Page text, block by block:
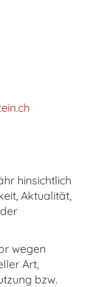
hinsichtlich
Aktualität,
wegen
Art,
bzw.